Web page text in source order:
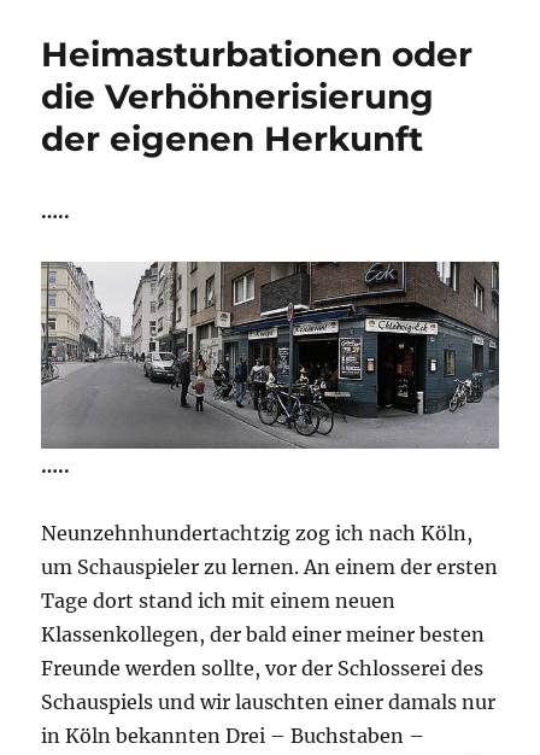
die
liebe
Heimasturbationen oder
die Verhöhnerisierung
der eigenen Herkunft
…..
…..
Neunzehnhundertachtzig zog ich nach Köln,
um Schauspieler zu lernen. An einem der ersten
Tage dort stand ich mit einem neuen
Klassenkollegen, der bald einer meiner besten
Freunde werden sollte, vor der Schlosserei des
Schauspiels und wir lauschten einer damals nur
in Köln bekannten Drei – Buchstaben –